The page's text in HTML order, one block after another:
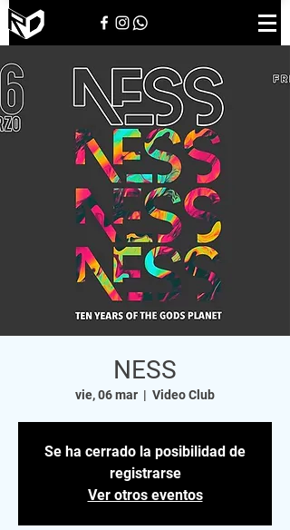
NESS
vie, 06 mar
  |
Video Club
Se ha cerrado la posibilidad de
registrarse
Ver otros eventos